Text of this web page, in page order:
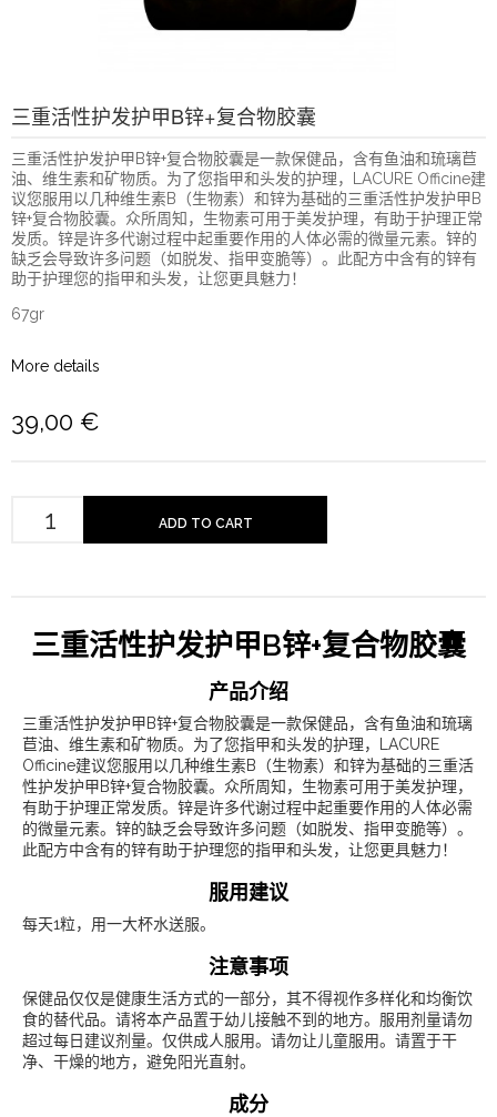
三重活性护发护甲B锌+复合物胶囊
三重活性护发护甲B锌+复合物胶囊是一款保健品，含有鱼油和琉璃苣
油、维生素和矿物质。为了您指甲和头发的护理，LACURE Officine建
议您服用以几种维生素B（生物素）和锌为基础的三重活性护发护甲B
锌+复合物胶囊。众所周知，生物素可用于美发护理，有助于护理正常
发质。锌是许多代谢过程中起重要作用的人体必需的微量元素。锌的
缺乏会导致许多问题（如脱发、指甲变脆等）。此配方中含有的锌有
助于护理您的指甲和头发，让您更具魅力！
67gr
More details
39,00 €
ADD TO CART
三重活性护发护甲B锌+复合物胶囊
产品介绍
三重活性护发护甲B锌+复合物胶囊是一款保健品，含有鱼油和琉璃
苣油、维生素和矿物质。为了您指甲和头发的护理，LACURE
Officine建议您服用以几种维生素B（生物素）和锌为基础的三重活
性护发护甲B锌+复合物胶囊。众所周知，生物素可用于美发护理，
有助于护理正常发质。锌是许多代谢过程中起重要作用的人体必需
的微量元素。锌的缺乏会导致许多问题（如脱发、指甲变脆等）。
此配方中含有的锌有助于护理您的指甲和头发，让您更具魅力！
服用建议
每天1粒，用一大杯水送服。
注意事项
保健品仅仅是健康生活方式的一部分，其不得视作多样化和均衡饮
食的替代品。请将本产品置于幼儿接触不到的地方。服用剂量请勿
超过每日建议剂量。仅供成人服用。请勿让儿童服用。请置于干
净、干燥的地方，避免阳光直射。
成分